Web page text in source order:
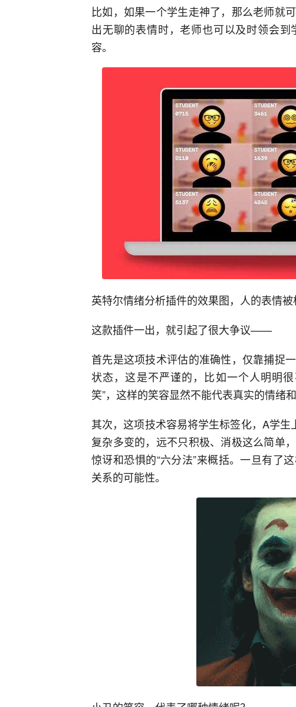
比如，如果一个学生走神了，那么老师就
出无聊的表情时，老师也可以及时领会
容。
英特尔情绪分析插件的效果图，人的表情被
这款插件一出，就引起了很大争议——
首先是这项技术评估的准确性，仅靠捕捉
状态，这是不严谨的，比如一个人明明
笑”，这样的笑容显然不能代表真实的情绪和
其次，这项技术容易将学生标签化，A学
复杂多变的，远不只积极、消极这么简单
惊讶和恐惧的“六分法”来概括。一旦有了
关系的可能性。